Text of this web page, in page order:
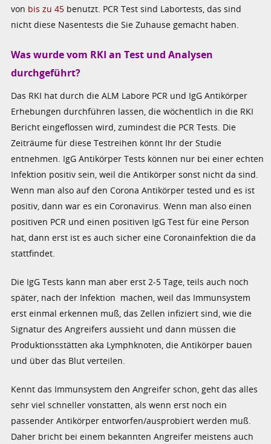
von bis zu 45 benutzt. PCR Test sind Labortests, das sind
nicht diese Nasentests die Sie Zuhause gemacht haben.
Was wurde vom RKI an Test und Analysen
durchgeführt?
Das RKI hat durch die ALM Labore PCR und IgG Antikörper
Erhebungen durchführen lassen, die wöchentlich in die RKI
Bericht eingeflossen wird, zumindest die PCR Tests. Die
Zeiträume für diese Testreihen könnt Ihr der Studie
entnehmen. IgG Antikörper Tests können nur bei einer echten
Infektion positiv sein, weil die Antikörper sonst nicht da sind.
Wenn man also auf den Corona Antikörper tested und es ist
positiv, dann war es ein Coronavirus. Wenn man also einen
positiven PCR und einen positiven IgG Test für eine Person
hat, dann erst ist es auch sicher eine Coronainfektion die da
stattfindet.
Die IgG Tests kann man aber erst 2-5 Tage, teils auch noch
später, nach der Infektion machen, weil das Immunsystem
erst einmal erkennen muß, das Zellen infiziert sind, wie die
Signatur des Angreifers aussieht und dann müssen die
Produktionsstätten aka Lymphknoten, die Antikörper bauen
und über das Blut verteilen.
Kennt das Immunsystem den Angreifer schon, geht das alles
sehr viel schneller vonstatten, als wenn erst noch ein
passender Antikörper entworfen/ausprobiert werden muß.
Daher bricht bei einem bekannten Angreifer meistens auch